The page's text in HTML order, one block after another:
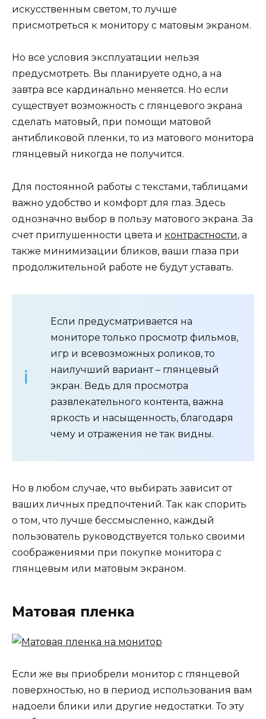
искусственным светом, то лучше
присмотреться к монитору с матовым экраном.
Но все условия эксплуатации нельзя
предусмотреть. Вы планируете одно, а на
завтра все кардинально меняется. Но если
существует возможность с глянцевого экрана
сделать матовый, при помощи матовой
антибликовой пленки, то из матового монитора
глянцевый никогда не получится.
Для постоянной работы с текстами, таблицами
важно удобство и комфорт для глаз. Здесь
однозначно выбор в пользу матового экрана. За
счет приглушенности цвета и контрастности, а
также минимизации бликов, ваши глаза при
продолжительной работе не будут уставать.
Если предусматривается на
мониторе только просмотр фильмов,
игр и всевозможных роликов, то
наилучший вариант – глянцевый
экран. Ведь для просмотра
развлекательного контента, важна
яркость и насыщенность, благодаря
чему и отражения не так видны.
Но в любом случае, что выбирать зависит от
ваших личных предпочтений. Так как спорить
о том, что лучше бессмысленно, каждый
пользователь руководствуется только своими
соображениями при покупке монитора с
глянцевым или матовым экраном.
Матовая пленка
Если же вы приобрели монитор с глянцевой
поверхностью, но в период использования вам
надоели блики или другие недостатки. То эту